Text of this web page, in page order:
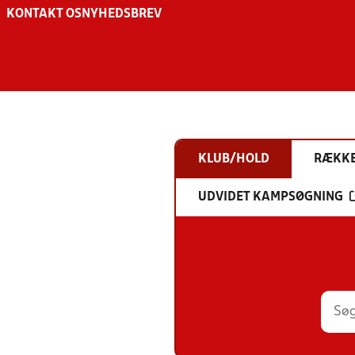
KONTAKT OS NYHEDSBREV
KLUB/HOLD
UDVIDET KAMPSØGNING